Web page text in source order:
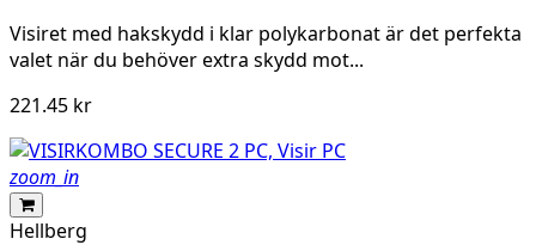
Visiret med hakskydd i klar polykarbonat är det perfekta
valet när du behöver extra skydd mot...
221.45 kr
zoom_in
Hellberg